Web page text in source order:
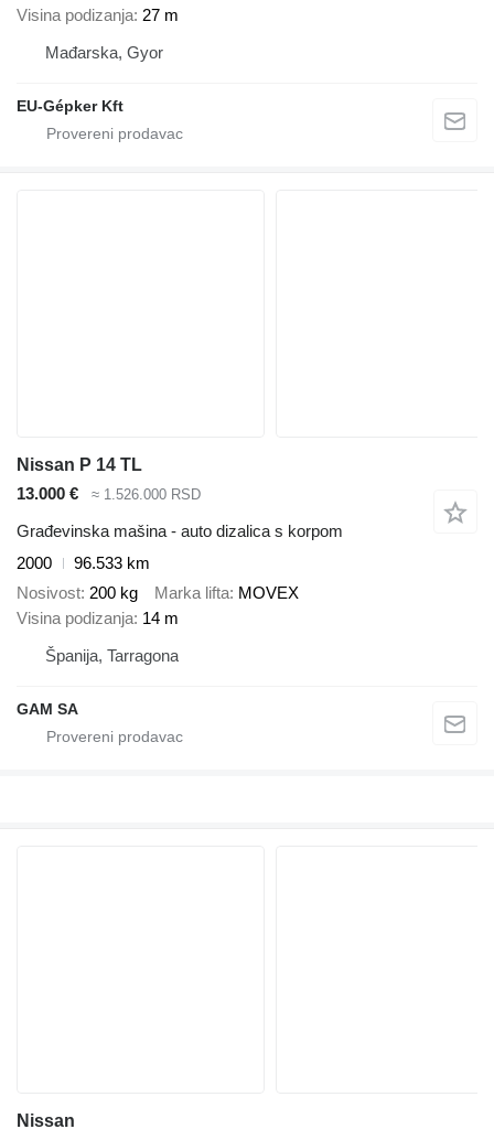
Visina podizanja 27 m
Mađarska, Gyor
EU-Gépker Kft
Nissan P 14 TL
13.000 €
≈ 1.526.000 RSD
Građevinska mašina - auto dizalica s korpom
2000
96.533 km
Nosivost 200 kg Marka lifta MOVEX
Visina podizanja 14 m
Španija, Tarragona
GAM SA
Nissan